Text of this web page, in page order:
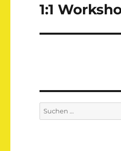
Nächster
1:1
Suchen
nach: